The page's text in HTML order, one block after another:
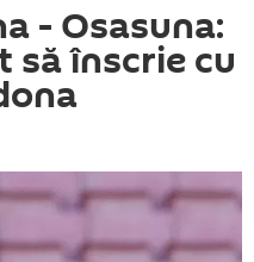
- Osasuna:
să înscrie cu